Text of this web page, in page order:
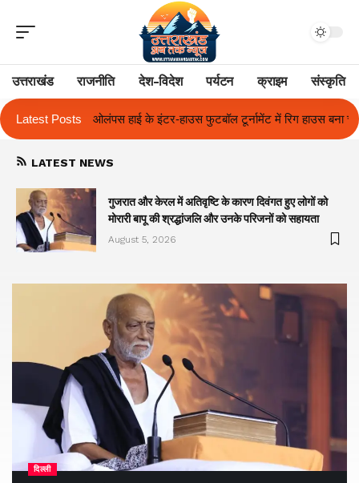
उत्तराखंड राजनीति देश-विदेश पर्यटन क्राइम संस्कृति
Latest Posts
टूर्नामेंट में रिग हाउस बना चैंपियन तुलाज़ ने रचा इतिहास, संस्थान से बना
LATEST NEWS
गुजरात और केरल में अतिवृष्टि के कारण दिवंगत हुए लोगों को
मोरारी बापू की श्रद्धांजलि और उनके परिजनों को सहायता
August 5, 2026
दिल्ली